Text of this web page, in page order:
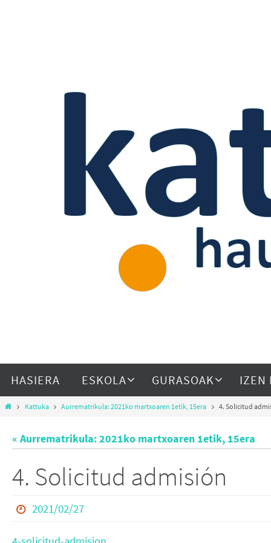
HASIERA ESKOLA GURASOAK IZEN
Kattuka Aurrematrikula: 2021ko martxoaren 1etik, 15era 4. Solicitud
« Aurrematrikula: 2021ko martxoaren 1etik, 15era
4. Solicitud admisión
2021/02/27